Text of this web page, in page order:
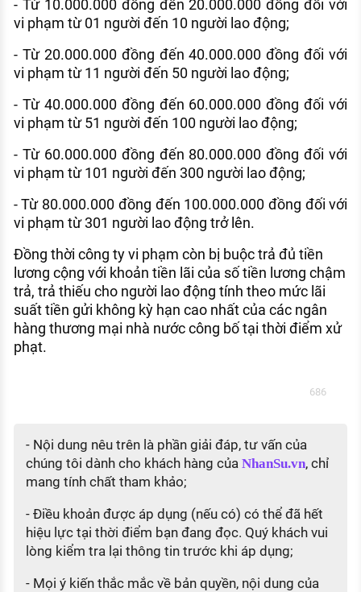
- Từ 10.000.000 đồng đến 20.000.000 đồng đối với
vi phạm từ 01 người đến 10 người lao động;
- Từ 20.000.000 đồng đến 40.000.000 đồng đối với
vi phạm từ 11 người đến 50 người lao động;
- Từ 40.000.000 đồng đến 60.000.000 đồng đối với
vi phạm từ 51 người đến 100 người lao động;
- Từ 60.000.000 đồng đến 80.000.000 đồng đối với
vi phạm từ 101 người đến 300 người lao động;
- Từ 80.000.000 đồng đến 100.000.000 đồng đối với
vi phạm từ 301 người lao động trở lên.
Đồng thời công ty vi phạm còn bị buộc trả đủ tiền
lương cộng với khoản tiền lãi của số tiền lương chậm
trả, trả thiếu cho người lao động tính theo mức lãi
suất tiền gửi không kỳ hạn cao nhất của các ngân
hàng thương mại nhà nước công bố tại thời điểm xử
phạt.
686
- Nội dung nêu trên là phần giải đáp, tư vấn của
chúng tôi dành cho khách hàng của NhanSu.vn, chỉ
mang tính chất tham khảo;
- Điều khoản được áp dụng (nếu có) có thể đã hết
hiệu lực tại thời điểm bạn đang đọc. Quý khách vui
lòng kiểm tra lại thông tin trước khi áp dụng;
- Mọi ý kiến thắc mắc về bản quyền, nội dung của